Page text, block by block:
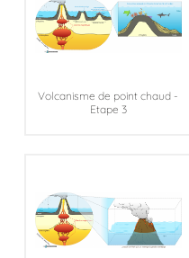
Volcanisme de point chaud -
Etape 3